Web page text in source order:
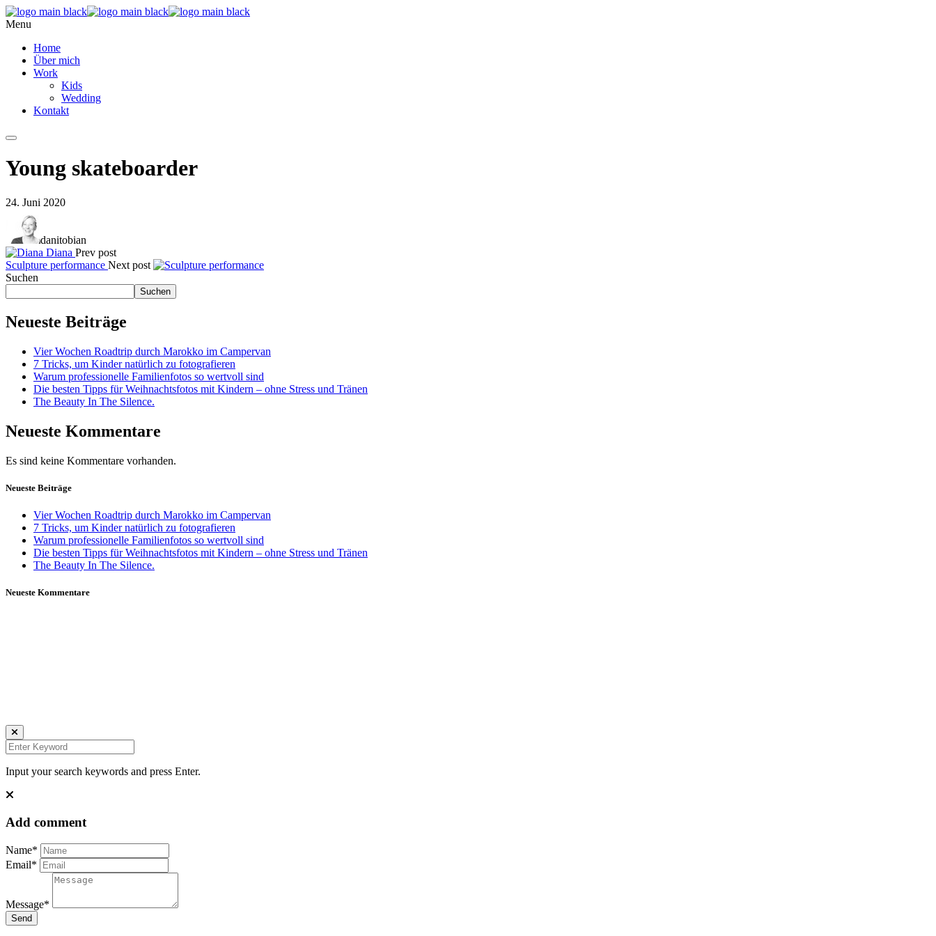
Menu
Home
Über mich
Work
Kids
Wedding
Kontakt
Young skateboarder
24. Juni 2020
danitobian
Diana Prev post
Sculpture performance Next post
Suchen
Suchen
Neueste Beiträge
Vier Wochen Roadtrip durch Marokko im Campervan
7 Tricks, um Kinder natürlich zu fotografieren
Warum professionelle Familienfotos so wertvoll sind
Die besten Tipps für Weihnachtsfotos mit Kindern – ohne Stress und Tränen
The Beauty In The Silence.
Neueste Kommentare
Es sind keine Kommentare vorhanden.
Neueste Beiträge
Vier Wochen Roadtrip durch Marokko im Campervan
7 Tricks, um Kinder natürlich zu fotografieren
Warum professionelle Familienfotos so wertvoll sind
Die besten Tipps für Weihnachtsfotos mit Kindern – ohne Stress und Tränen
The Beauty In The Silence.
Neueste Kommentare
Input your search keywords and press Enter.
Add comment
Name*
Email*
Message*
Send